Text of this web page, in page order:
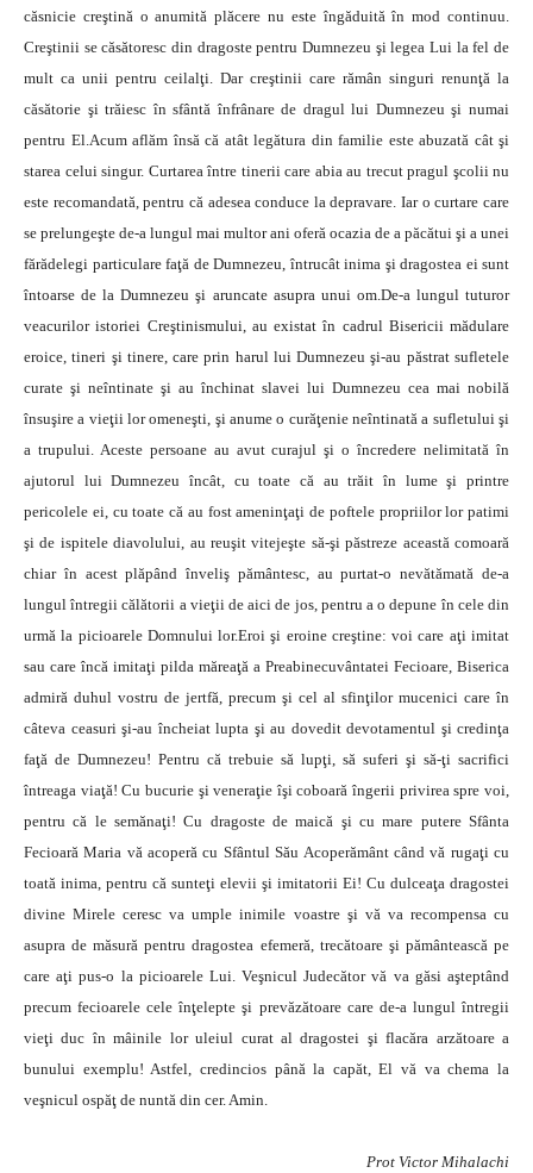
căsnicie creştină o anumită plăcere nu este îngăduită în mod continuu.
Creştinii se căsătoresc din dragoste pentru Dumnezeu şi legea Lui la fel de
mult ca unii pentru ceilalţi. Dar creştinii care rămân singuri renunţă la
căsătorie şi trăiesc în sfântă înfrânare de dragul lui Dumnezeu şi numai
pentru El.Acum aflăm însă că atât legătura din familie este abuzată cât şi
starea celui singur. Curtarea între tinerii care abia au trecut pragul şcolii nu
este recomandată, pentru că adesea conduce la depravare. Iar o curtare care
se prelungeşte de-a lungul mai multor ani oferă ocazia de a păcătui şi a unei
fărădelegi particulare faţă de Dumnezeu, întrucât inima şi dragostea ei sunt
întoarse de la Dumnezeu şi aruncate asupra unui om.De-a lungul tuturor
veacurilor istoriei Creştinismului, au existat în cadrul Bisericii mădulare
eroice, tineri şi tinere, care prin harul lui Dumnezeu şi-au păstrat sufletele
curate şi neîntinate şi au închinat slavei lui Dumnezeu cea mai nobilă
însuşire a vieţii lor omeneşti, şi anume o curăţenie neîntinată a sufletului şi
a trupului. Aceste persoane au avut curajul şi o încredere nelimitată în
ajutorul lui Dumnezeu încât, cu toate că au trăit în lume şi printre
pericolele ei, cu toate că au fost ameninţaţi de poftele propriilor lor patimi
şi de ispitele diavolului, au reuşit vitejeşte să-şi păstreze această comoară
chiar în acest plăpând înveliş pământesc, au purtat-o nevătămată de-a
lungul întregii călătorii a vieţii de aici de jos, pentru a o depune în cele din
urmă la picioarele Domnului lor.Eroi şi eroine creştine: voi care aţi imitat
sau care încă imitaţi pilda măreaţă a Preabinecuvântatei Fecioare, Biserica
admiră duhul vostru de jertfă, precum şi cel al sfinţilor mucenici care în
câteva ceasuri şi-au încheiat lupta şi au dovedit devotamentul şi credinţa
faţă de Dumnezeu! Pentru că trebuie să lupţi, să suferi şi să-ţi sacrifici
întreaga viaţă! Cu bucurie şi veneraţie îşi coboară îngerii privirea spre voi,
pentru că le semănaţi! Cu dragoste de maică şi cu mare putere Sfânta
Fecioară Maria vă acoperă cu Sfântul Său Acoperământ când vă rugaţi cu
toată inima, pentru că sunteţi elevii şi imitatorii Ei! Cu dulceaţa dragostei
divine Mirele ceresc va umple inimile voastre şi vă va recompensa cu
asupra de măsură pentru dragostea efemeră, trecătoare şi pământească pe
care aţi pus-o la picioarele Lui. Veşnicul Judecător vă va găsi aşteptând
precum fecioarele cele înţelepte şi prevăzătoare care de-a lungul întregii
vieţi duc în mâinile lor uleiul curat al dragostei şi flacăra arzătoare a
bunului exemplu! Astfel, credincios până la capăt, El vă va chema la
veşnicul ospăţ de nuntă din cer. Amin.
Prot Victor Mihalachi